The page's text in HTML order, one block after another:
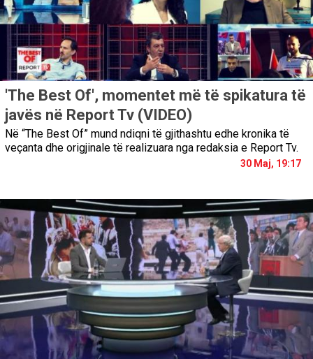
'The Best Of', momentet më të spikatura të
javës në Report Tv (VIDEO)
Në “The Best Of” mund ndiqni të gjithashtu edhe kronika të
veçanta dhe origjinale të realizuara nga redaksia e Report Tv.
30 Maj, 19:17